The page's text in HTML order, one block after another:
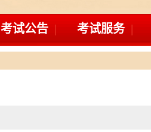
考试公告 考试服务